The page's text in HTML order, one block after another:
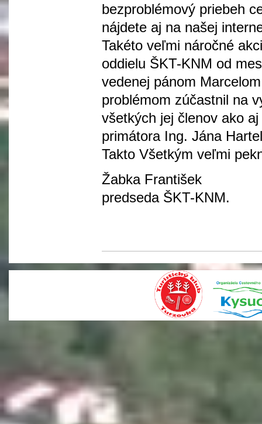
bezproblémový priebeh
nájdete aj na našej
Takéto veľmi náročné
oddielu ŠKT-KNM od
vedenej pánom
problémom zúčastnil na
všetkých jej členov ako
primátora Ing. Jána
Takto Všetkým veľmi
Žabka František
predseda ŠKT-KNM.